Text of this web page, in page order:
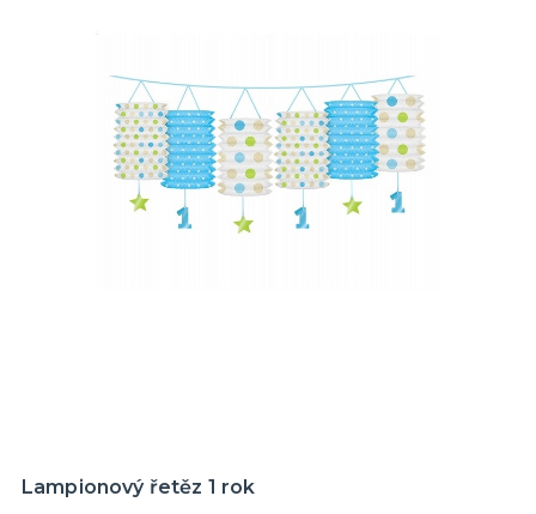
Lampionový řetěz 1 rok